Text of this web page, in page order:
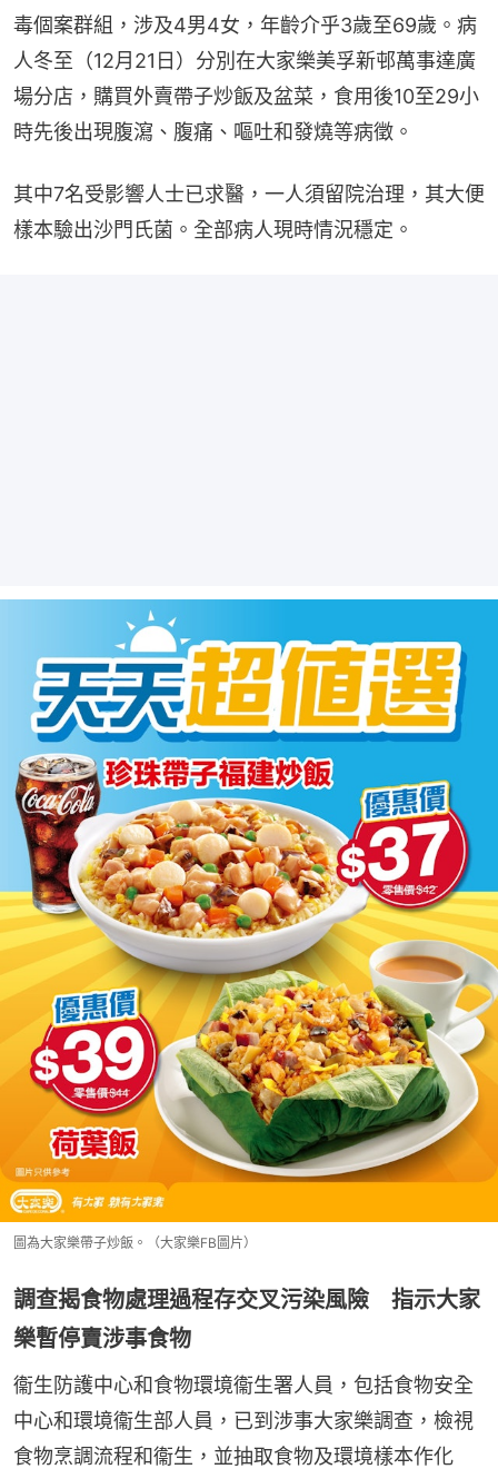
毒個案群組，涉及4男4女，年齡介乎3歲至69歲。病
人冬至（12月21日）分別在大家樂美孚新邨萬事達廣
場分店，購買外賣帶子炒飯及盆菜，食用後10至29小
時先後出現腹瀉、腹痛、嘔吐和發燒等病徵。
其中7名受影響人士已求醫，一人須留院治理，其大便
樣本驗出沙門氏菌。全部病人現時情況穩定。
圖為大家樂帶子炒飯。（大家樂FB圖片）
調查揭食物處理過程存交叉污染風險 指示大家
樂暫停賣涉事食物
衞生防護中心和食物環境衞生署人員，包括食物安全
中心和環境衞生部人員，已到涉事大家樂調查，檢視
食物烹調流程和衞生，並抽取食物及環境樣本作化